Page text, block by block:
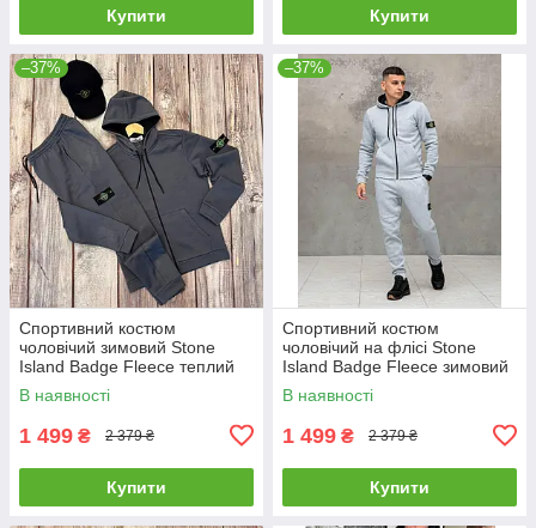
Купити Купити
–37%
Спортивний костюм
чоловічий зимовий Stone
Island Badge Fleece теплий
на флісі стон айленд
графітовий
В наявності
1 499 ₴ 2 379 ₴
Купити
–37%
Спортивний костюм
чоловічий на флісі Stone
Island Badge Fleece зимовий
худі штани стон айленд сірий
В наявності
1 499 ₴ 2 379 ₴
Купити